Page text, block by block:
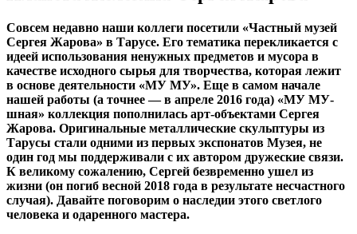
Совсем недавно наши коллеги посетили «Частный музей
Сергея Жарова» в Тарусе. Его тематика перекликается с
идеей использования ненужных предметов и мусора в
качестве исходного сырья для творчества, которая лежит
в основе деятельности «МУ МУ». Еще в самом начале
нашей работы (а точнее — в апреле 2016 года) «МУ МУ-
шная» коллекция пополнилась арт-объектами Сергея
Жарова. Оригинальные металлические скульптуры из
Тарусы стали одними из первых экспонатов Музея, не
один год мы поддерживали с их автором дружеские связи.
К великому сожалению, Сергей безвременно ушел из
жизни (он погиб весной 2018 года в результате несчастного
случая). Давайте поговорим о наследии этого светлого
человека и одаренного мастера.